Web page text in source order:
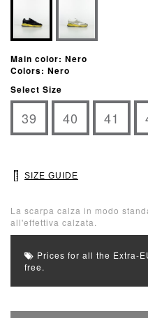
Main color: Nero
Colors: Nero
Select Size
39 40 41
SIZE GUIDE
La scarpa calza in modo
all'effettiva calzata.
Prices for all the Extra-
free.